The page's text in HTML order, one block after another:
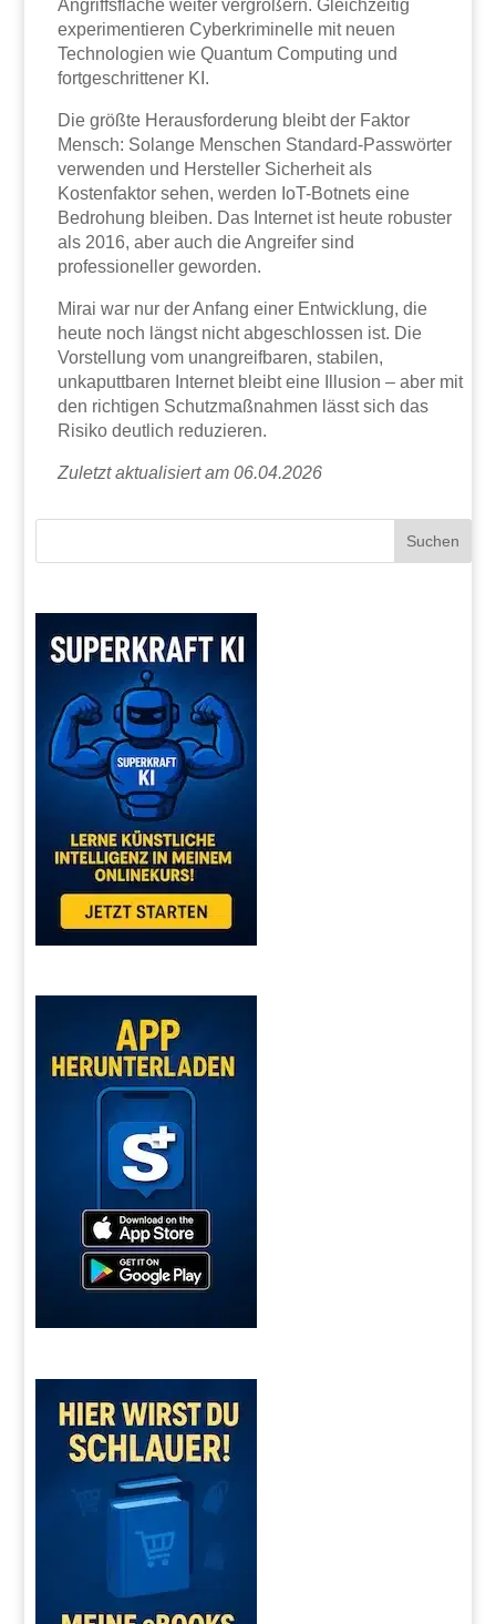
Angriffsfläche weiter vergrößern. Gleichzeitig
experimentieren Cyberkriminelle mit neuen
Technologien wie Quantum Computing und
fortgeschrittener KI.
Die größte Herausforderung bleibt der Faktor
Mensch: Solange Menschen Standard-Passwörter
verwenden und Hersteller Sicherheit als
Kostenfaktor sehen, werden IoT-Botnets eine
Bedrohung bleiben. Das Internet ist heute robuster
als 2016, aber auch die Angreifer sind
professioneller geworden.
Mirai war nur der Anfang einer Entwicklung, die
heute noch längst nicht abgeschlossen ist. Die
Vorstellung vom unangreifbaren, stabilen,
unkaputtbaren Internet bleibt eine Illusion – aber mit
den richtigen Schutzmaßnahmen lässt sich das
Risiko deutlich reduzieren.
Zuletzt aktualisiert am 06.04.2026